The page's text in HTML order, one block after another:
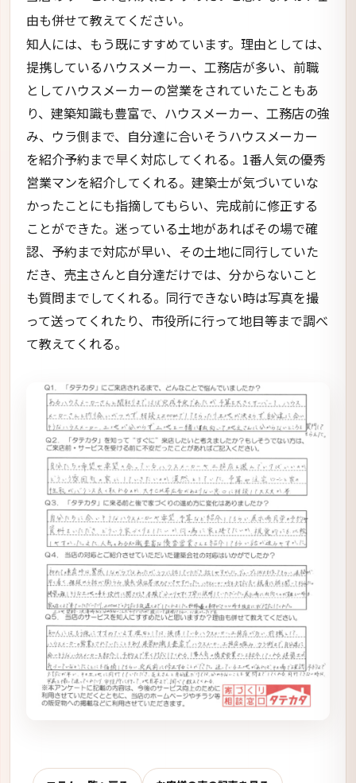
由も併せて教えてください。
知人には、もう既にすすめています。理由としては、
提携しているハウスメーカー、工務店が多い、前職
としてハウスメーカーの営業をされていたこともあ
り、建築知識も豊富で、ハウスメーカー、工務店の強
み、ウラ側まで、自分達に合いそうハウスメーカー
を紹介予約まで早く対応してくれる。1番人気の優秀
営業マンを紹介してくれる。建築士が気づいていな
かったことにも指摘してもらい、完成前に修正する
ことができた。迷っている土地があればその場で確
認、予約まで対応が早い、その土地に同行していた
だき、売主さんと自分達だけでは、分からないこと
も質問までしてくれる。同行できない時は写真を撮
って送ってくれたり、市役所に行って地目等まで調べ
て教えてくれる。